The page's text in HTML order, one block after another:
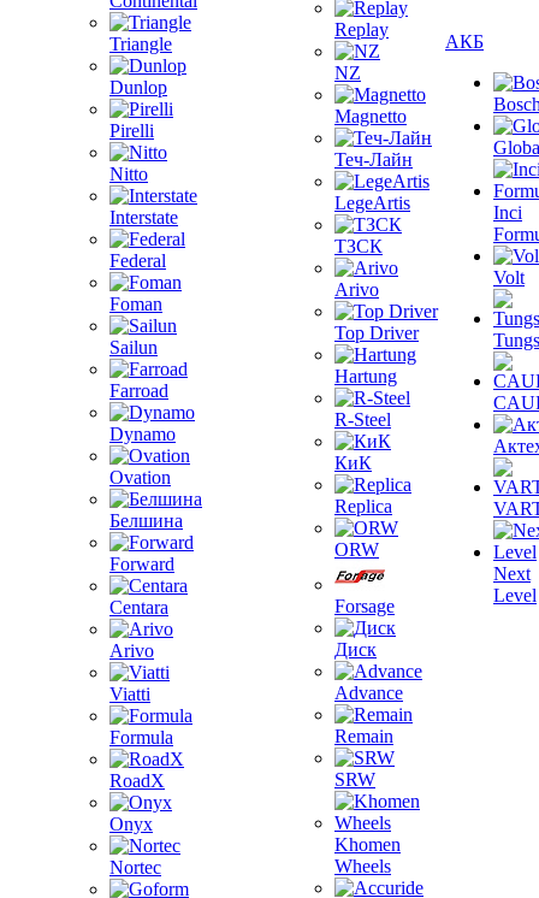
Triangle
Dunlop
Pirelli
Nitto
Interstate
Federal
Foman
Sailun
Farroad
Dynamo
Ovation
Белшина
Forward
Centara
Arivo
Viatti
Formula
RoadX
Onyx
Nortec
Replay
NZ
Magnetto
Теч-Лайн
LegeArtis
ТЗСК
Arivo
Top Driver
Hartung
R-Steel
КиК
Replica
ORW
Forsage
Диск
Advance
Remain
SRW
Khomen
Wheels
АКБ
Inci
Volt
Next
Level